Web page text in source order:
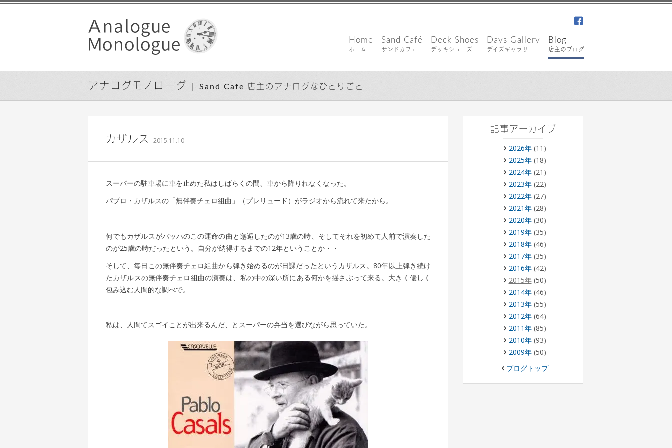
Home
ホーム
Sand Café
サンドカフェ
Deck Shoes
デッキシューズ
Days Gallery
デイズギャラリー
Blog
店主のブログ
アナログモノローグ Sand Cafe 店主のアナログなひとりごと
カザルス 2015.11.10
スーパーの駐車場に車を止めた私はしばらくの間、車から降りれなくなった。
パブロ・カザルスの「無伴奏チェロ組曲」（プレリュード）がラジオから流れて来たから。
何でもカザルスがバッハのこの運命の曲と邂逅したのが13歳の時、そしてそれを初めて人前で演奏した
のが25歳の時だったという。自分が納得するまでの12年ということか・・
そして、毎日この無伴奏チェロ組曲から弾き始めるのが日課だったというカザルス。80年以上弾き続け
たカザルスの無伴奏チェロ組曲の演奏は、私の中の深い所にある何かを揺さぶって来る。大きく優しく
包み込む人間的な調べで。
私は、人間てスゴイことが出来るんだ、とスーパーの弁当を選びながら思っていた。
記事アーカイブ
2026年(11)
2025年(18)
2024年(21)
2023年(22)
2022年(27)
2021年(28)
2020年(30)
2019年(35)
2018年(46)
2017年(35)
2016年(42)
2015年(50)
2014年(46)
2013年(55)
2012年(64)
2011年(85)
2010年(93)
2009年(50)
ブログトップ